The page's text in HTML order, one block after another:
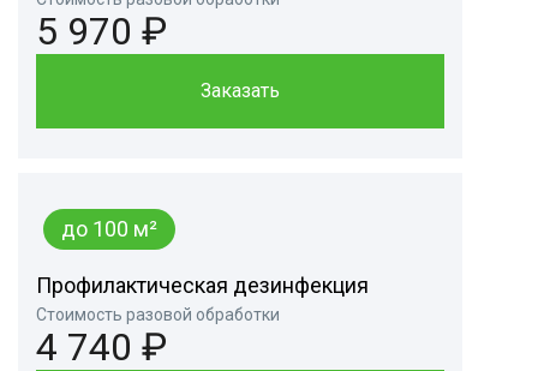
5 970 ₽
Заказать
до 100 м²
Профилактическая дезинфекция
Стоимость разовой обработки
4 740 ₽